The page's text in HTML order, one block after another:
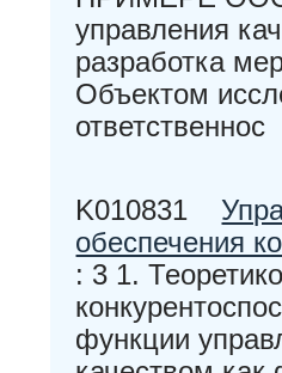
управления
разработка
Объектом
ответственнос
K010831
обеспечения
: 3 1.
функции